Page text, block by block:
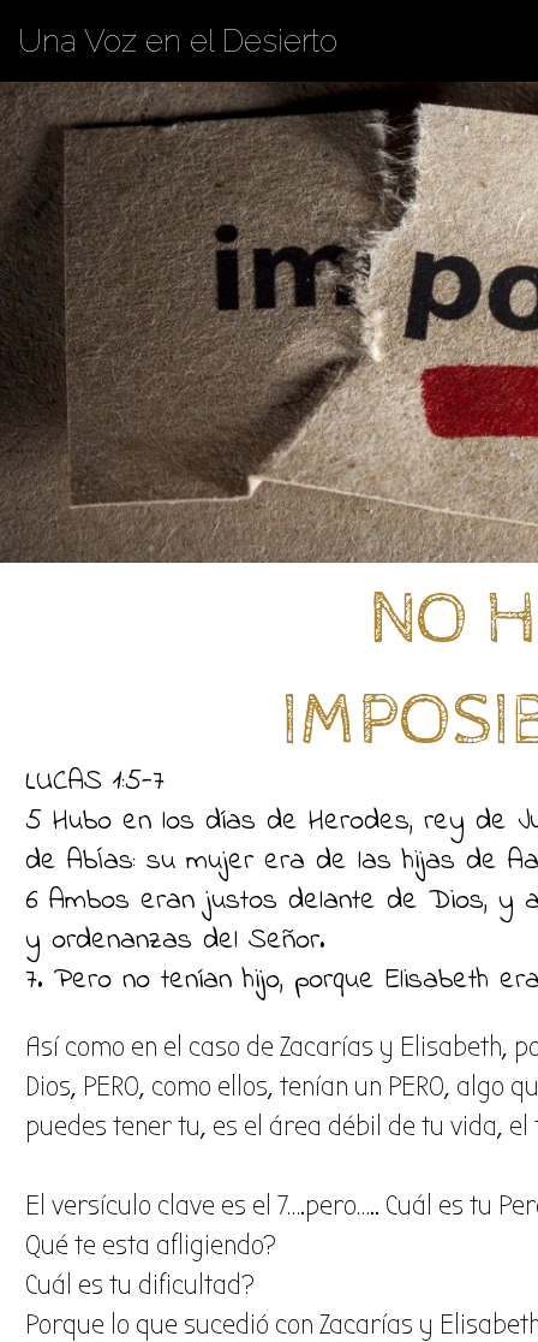
Una Voz en el Desierto
NO
LUCAS 1:5-7
5 Hubo en los días de Herodes, rey de
de AbÍas: su mujer era de las hijas de
6 Ambos eran justos delante de Dios, y
y ordenanzas del Señor.
7. Pero no tenían hijo, porque Elisabeth
Así como en el caso de Zacarías y
Dios, PERO, como ellos, tenían un PERO,
puedes tener tu, es el área débil de tu vida,
El versículo clave es el 7….pero….. Cuál es tu
Qué te esta afligiendo?
Cuál es tu dificultad?
Porque lo que sucedió con Zacarías y